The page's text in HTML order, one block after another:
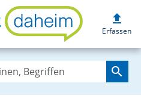
Kirwa in
upload
Erfassen
search